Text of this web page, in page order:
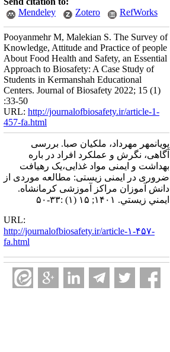
Mendeley
Zotero RefWorks
Pooyanmehr M, Malekian S. The Survey of
Knowledge, Attitude and Practice of people
About Food Health and Safety, an Essential
Approach to Biosafety: A Case Study of
Students in Kermanshah Educational
Centers. Journal of Biosafety 2022; 15 (1)
:33-50
URL: http://journalofbiosafety.ir/article-1-
457-fa.html
پویانمهر مهرداد، ملکیان صبا. بررسی
آگاهی، نگرش و عملکرد افراد در باره
بهداشت و ایمنی مواد غذایی،یک رهیافت
ضروری در ایمنی زیستی: مطالعه موردی از
دانش آموزان مراکز آموزشی کرمانشاه.
ايمني زيستي. ۱۴۰۱; ۱۵ (۱) :۳۳-۵۰
URL:
http://journalofbiosafety.ir/article-۱-۴۵۷-
fa.html